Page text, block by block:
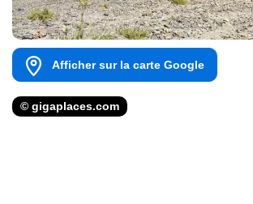
Afficher sur la carte Google
© gigaplaces.com